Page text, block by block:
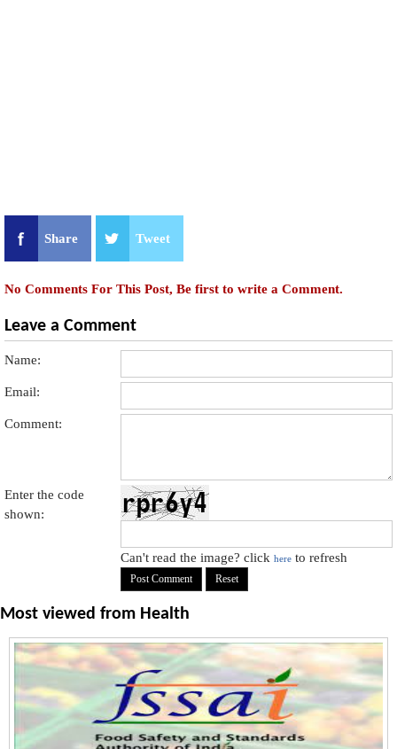
Share Tweet
No Comments For This Post, Be first to write a Comment.
Leave a Comment
Name:
Email:
Comment:
Enter the code
shown:
Can't read the image? clickhere to refresh
Most viewed from Health